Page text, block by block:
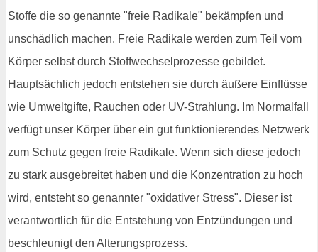
Stoffe die so genannte "freie Radikale" bekämpfen und
unschädlich machen. Freie Radikale werden zum Teil vom
Körper selbst durch Stoffwechselprozesse gebildet.
Hauptsächlich jedoch entstehen sie durch äußere Einflüsse
wie Umweltgifte, Rauchen oder UV-Strahlung. Im Normalfall
verfügt unser Körper über ein gut funktionierendes Netzwerk
zum Schutz gegen freie Radikale. Wenn sich diese jedoch
zu stark ausgebreitet haben und die Konzentration zu hoch
wird, entsteht so genannter "oxidativer Stress". Dieser ist
verantwortlich für die Entstehung von Entzündungen und
beschleunigt den Alterungsprozess.